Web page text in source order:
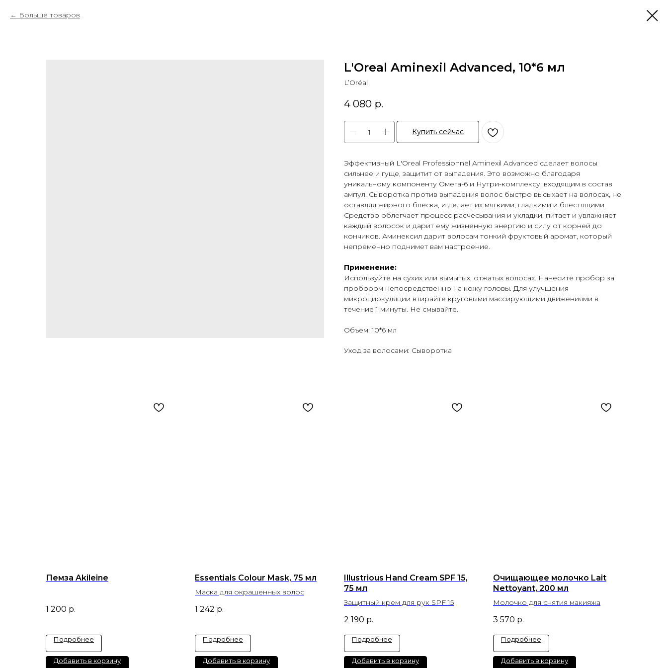
Больше товаров
L'Oreal Aminexil Advanced, 10*6 мл
L’Oréal
4 080 р.
Купить сейчас
Эффективный L'Oreal Professionnel Aminexil Advanced сделает волосы
сильнее и гуще, защитит от выпадения. Это возможно благодаря
уникальному компоненту Омега-6 и Нутри-комплексу, входящим в состав
ампул. Сыворотка против выпадения волос быстро высыхает на волосах, не
оставляя жирного блеска, и делает их мягкими, гладкими и блестящими.
Средство облегчает процесс расчесывания и укладки, питает и увлажняет
каждый волосок и дарит ему жизненную энергию и силу от корней до
кончиков. Аминексил дарит волосам тонкий фруктовый аромат, который
непременно поднимет вам настроение.
Применение:
Используйте на сухих или вымытых, отжатых волосах. Нанесите пробор за
пробором непосредственно на кожу головы. Для улучшения
микроциркуляции втирайте круговыми массирующими движениями в
течение 1 минуты. Не смывайте.
Объем: 10*6 мл
Уход за волосами: Сыворотка
Пемза Akileine
1 200 р.
Подробнее
Добавить в корзину
Essentials Colour Mask, 75 мл
Маска для окрашенных волос
1 242 р.
Подробнее
Добавить в корзину
Illustrious Hand Cream SPF 15,
75 мл
Защитный крем для рук SPF 15
2 190 р.
Подробнее
Добавить в корзину
Очищающее молочко Lait
Nettoyant, 200 мл
Молочко для снятия макияжа
3 570 р.
Подробнее
Добавить в корзину